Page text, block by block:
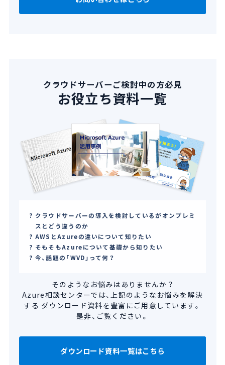
クラウドサーバーご検討中の方必見
お役立ち資料一覧
クラウドサーバーの導入を検討しているがオンプレミ
スとどう違うのか
AWSとAzureの違いについて知りたい
そもそもAzureについて基礎から知りたい
今、話題の「WVD」って何？
そのようなお悩みはありませんか？
Azure相談センターでは、上記のようなお悩みを解決
する ダウンロード資料を豊富にご用意しています。
是非、ご覧ください。
ダウンロード資料一覧はこちら